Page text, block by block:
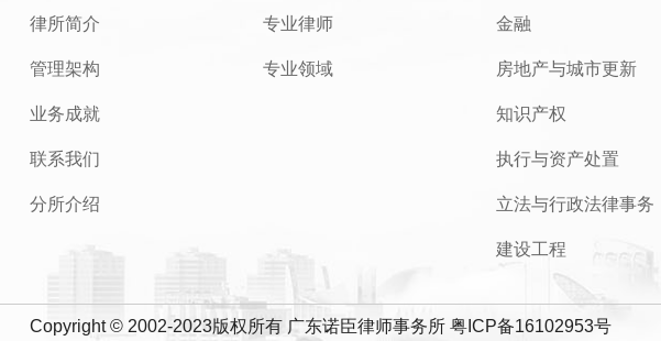
律所简介
管理架构
业务成就
联系我们
分所介绍
专业律师
专业领域
金融
房地产与城市更新
知识产权
执行与资产处置
立法与行政法律事务
建设工程
Copyright © 2002-2023版权所有 广东诺臣律师事务所 粤ICP备16102953号